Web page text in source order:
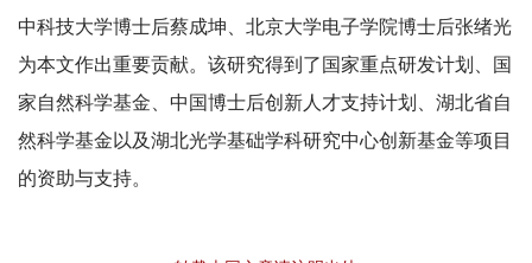
中科技大学博士后蔡成坤、北京大学电子学院博士后张绪光
为本文作出重要贡献。该研究得到了国家重点研发计划、国
家自然科学基金、中国博士后创新人才支持计划、湖北省自
然科学基金以及湖北光学基础学科研究中心创新基金等项目
的资助与支持。